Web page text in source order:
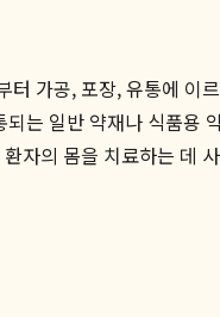
가공, 포장, 유통에 이
는 일반 약재나 식품용
자의 몸을 치료하는 데